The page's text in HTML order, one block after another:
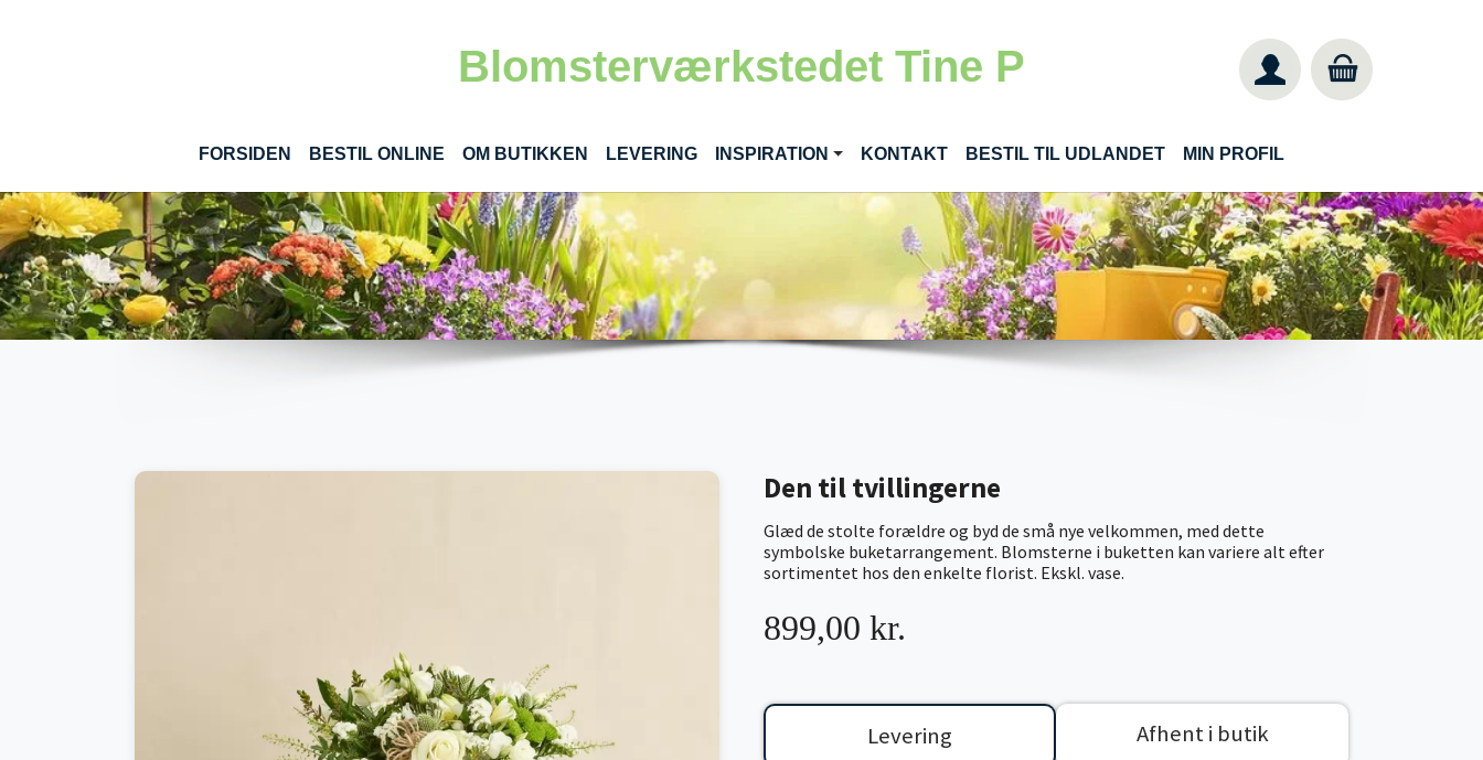
Blomsterværkstedet Tine P
FORSIDEN BESTIL ONLINE(CURRENT)
OM BUTIKKEN LEVERING INSPIRATION KONTAKT BESTIL TIL UDLANDET MIN PROFIL
Den til tvillingerne
Glæd de stolte forældre og byd de små nye velkommen, med dette
symbolske buketarrangement. Blomsterne i buketten kan variere alt efter
sortimentet hos den enkelte florist. Ekskl. vase.
899,00 kr.
Levering Afhent i butik